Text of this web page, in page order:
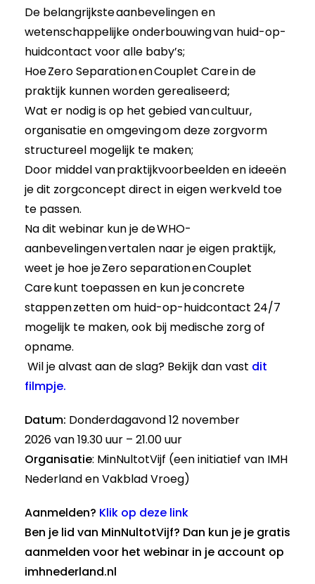
De belangrijksteaanbevelingen en
wetenschappelijke onderbouwingvan huid-op-
huidcontact voor alle baby’s;
HoeZero SeparationenCouplet Carein de
praktijk kunnen worden gerealiseerd;
Wat er nodig is op het gebied vancultuur,
organisatie en omgevingom deze zorgvorm
structureel mogelijk te maken;
Door middel vanpraktijkvoorbeelden en ideeën
je dit zorgconcept direct in eigen werkveld toe
te passen.
Na dit webinar kun je de WHO-
aanbevelingen vertalen naar je eigen praktijk,
weet je hoe je Zero separation en Couplet
Care kunt toepassenen kun je concrete
stappen zetten om huid-op-huidcontact 24/7
mogelijk te maken,ook bij medische zorg of
opname.
Wil je alvast aan de slag? Bekijk dan vast dit
filmpje.
Datum: Donderdagavond 12 november
2026van 19.30 uur – 21.00 uur
Organisatie: MinNultotVijf (een initiatief van IMH
Nederland en Vakblad Vroeg)
Aanmelden? Klik op deze link
Ben je lid van MinNultotVijf? Dan kun je je gratis
aanmelden voor het webinar in je account op
imhnederland.nl